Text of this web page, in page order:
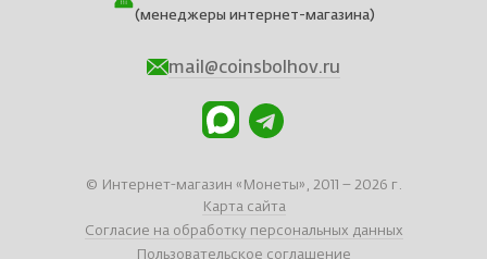
(менеджеры интернет-магазина)
mail@coinsbolhov.ru
© Интернет-магазин «Монеты», 2011 – 2026 г.
Карта сайта
Согласие на обработку персональных данных
Пользовательское соглашение